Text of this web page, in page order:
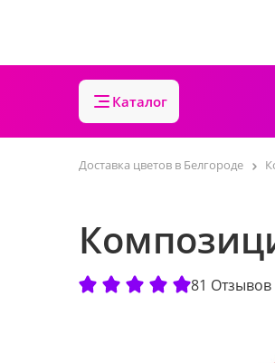
Каталог
Доставка цветов в Белгороде
81